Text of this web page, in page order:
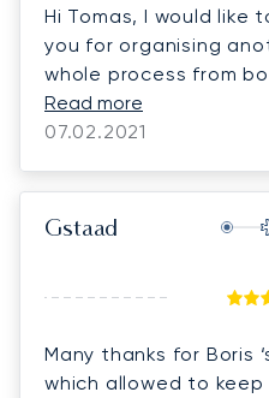
Hi Tomas, I would like
you for organising
whole process from
landing and arriving to
couldn’t be more easy
Read more
07.02.2021
Gstaad
Many thanks for Boris
which allowed to